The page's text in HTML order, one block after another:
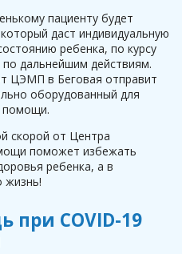
пациенту будет
даст индивидуальную
ребенка, по курсу
дальнейшим действиям.
ЦЭМП в Беговая отправит
оборудованный для
помощи.
скорой от Центра
поможет избежать
ребенка, а в
жизнь!
при COVID-19